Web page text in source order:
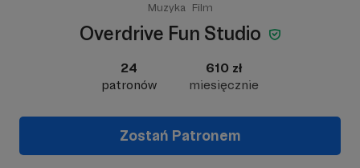
Muzyka Film
Overdrive Fun Studio
24
patronów
610 zł
miesięcznie
Zostań Patronem